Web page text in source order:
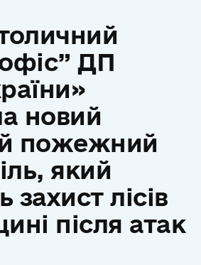
ДП
новий
пожежний
який
захист лісів
після атак